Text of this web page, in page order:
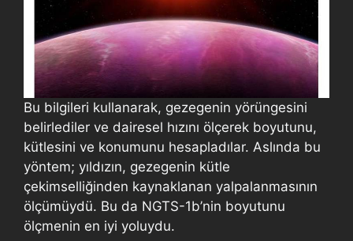
Bu bilgileri kullanarak, gezegenin yörüngesini
belirlediler ve dairesel hızını ölçerek boyutunu,
kütlesini ve konumunu hesapladılar. Aslında bu
yöntem; yıldızın, gezegenin kütle
çekimselliğinden kaynaklanan yalpalanmasının
ölçümüydü. Bu da NGTS-1b’nin boyutunu
ölçmenin en iyi yoluydu.